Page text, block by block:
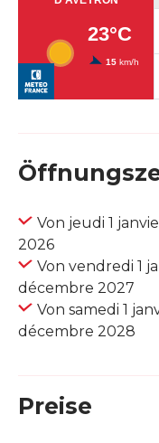
Von jeudi 1
2026
Von vendredi 1
décembre 2027
Von samedi 1
décembre 2028
Preise